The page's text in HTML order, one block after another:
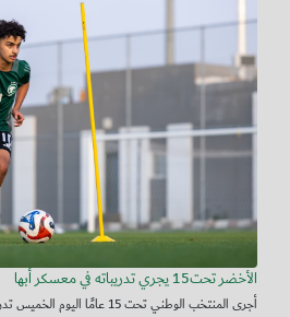
الأخضر تحت15 يجري تدريباته في معسكر أبها
أجرى المنتخب الوطني تحت 15 عامًا اليوم الخميس تدريباته ضمن معسكره الإع...